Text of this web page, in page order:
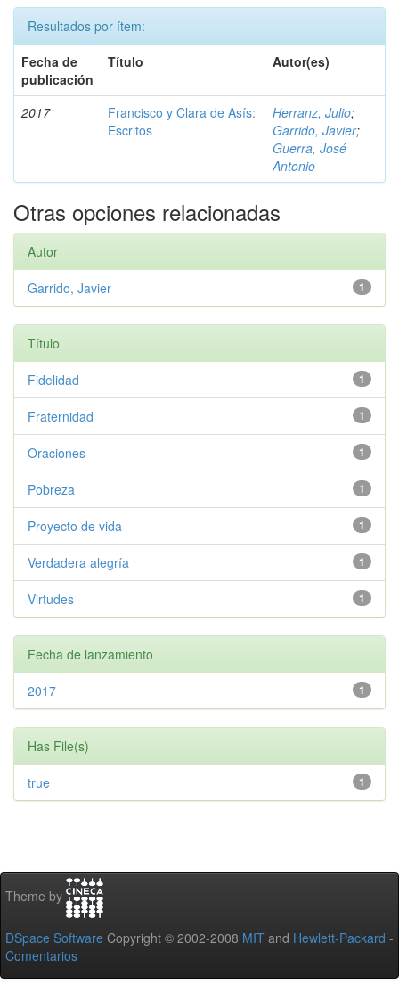
Resultados por ítem:
Fecha de
publicación
Título Autor(es)
2017
Francisco y Clara de Asís:
Escritos
Herranz, Julio;
Garrido, Javier;
Guerra, José
Antonio
Otras opciones relacionadas
Autor
1
Garrido, Javier
Título
1
Fidelidad
1
Fraternidad
1
Oraciones
1
Pobreza
1
Proyecto de vida
1
Verdadera alegría
1
Virtudes
Fecha de lanzamiento
1
2017
Has File(s)
1
true
Theme by
DSpace Software Copyright © 2002-2008 MIT and Hewlett-Packard -
Comentarios